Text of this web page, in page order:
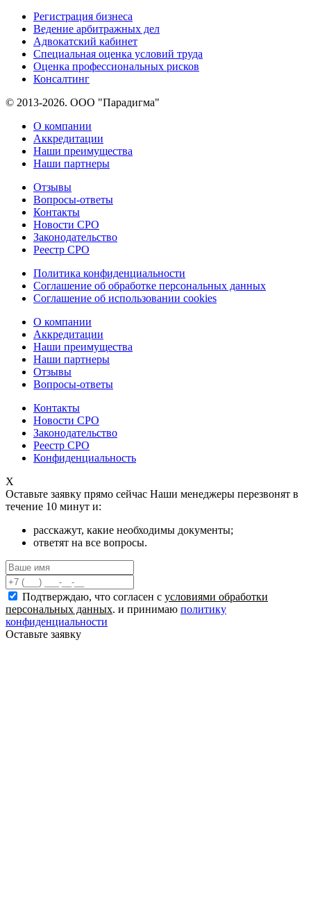
Регистрация бизнеса
Ведение арбитражных дел
Адвокатский кабинет
Специальная оценка условий труда
Оценка профессиональных рисков
Консалтинг
© 2013-2026. ООО "Парадигма"
О компании
Аккредитации
Наши преимущества
Наши партнеры
Отзывы
Вопросы-ответы
Контакты
Новости СРО
Законодательство
Реестр СРО
Политика конфиденциальности
Соглашение об обработке персональных данных
Соглашение об использовании cookies
О компании
Аккредитации
Наши преимущества
Наши партнеры
Отзывы
Вопросы-ответы
Контакты
Новости СРО
Законодательство
Реестр СРО
Конфиденциальность
X
Оставьте заявку прямо сейчас Наши менеджеры перезвонят в
течение 10 минут и:
расскажут, какие необходимы документы;
ответят на все вопросы.
Подтверждаю, что согласен с условиями обработки
персональных данных. и принимаю политику
конфиденциальности
Оставьте заявку